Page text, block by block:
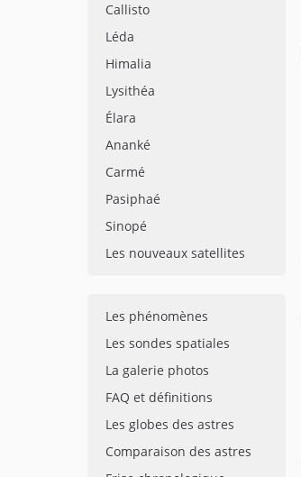
Callisto
Léda
Himalia
Lysithéa
Élara
Ananké
Carmé
Pasiphaé
Sinopé
Les nouveaux satellites
Les phénomènes
Les sondes spatiales
La galerie photos
FAQ et définitions
Les globes des astres
Comparaison des astres